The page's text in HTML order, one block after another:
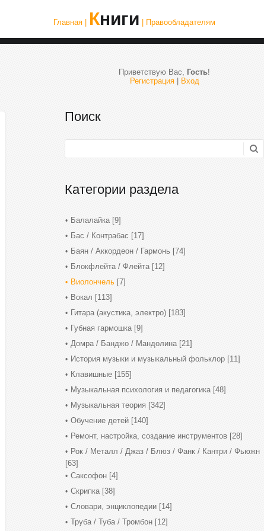
Главная | Книги | Правообладателям
Приветствую Вас, Гость!
Регистрация| Вход
Поиск
Категории раздела
Балалайка [9]
Бас / Контрабас [17]
Баян / Аккордеон / Гармонь [74]
Блокфлейта / Флейта [12]
Виолончель [7]
Вокал [113]
Гитара (акустика, электро) [183]
Губная гармошка [9]
Домра / Банджо / Мандолина [21]
История музыки и музыкальный фольклор [11]
Клавишные [155]
Музыкальная психология и педагогика [48]
Музыкальная теория [342]
Обучение детей [140]
Ремонт, настройка, создание инструментов [28]
Рок / Металл / Джаз / Блюз / Фанк / Кантри / Фьюжн
[63]
Саксофон [4]
Скрипка [38]
Словари, энциклопедии [14]
Труба / Туба / Тромбон [12]